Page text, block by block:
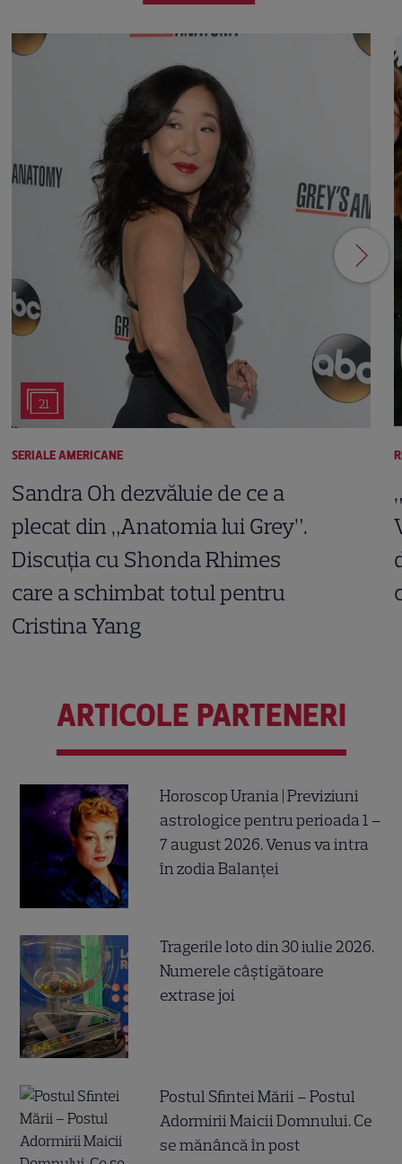
21
SERIALE AMERICANE
Sandra Oh dezvăluie de ce a
plecat din „Anatomia lui Grey”.
Discuția cu Shonda Rhimes
care a schimbat totul pentru
Cristina Yang
ARTICOLE PARTENERI
Horoscop Urania | Previziuni
astrologice pentru perioada 1 –
7 august 2026. Venus va intra
în zodia Balanței
Tragerile loto din 30 iulie 2026.
Numerele câştigătoare
extrase joi
Postul Sfintei Mării – Postul
Adormirii Maicii Domnului. Ce
se mănâncă în post